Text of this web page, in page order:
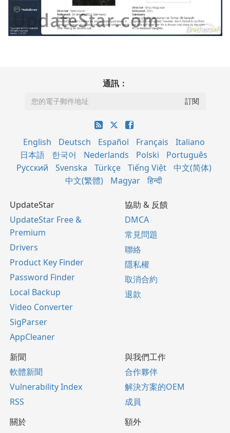
通訊：
English Deutsch Español Français
Italiano
日本語
한국어 Nederlands Polski
Português
Русский
Svenska Türkçe Tiếng Việt
中文(简体)
中文(繁體)
Magyar हिन्दी
UpdateStar
UpdateStar Free &
Premium
Drivers
Product Key Finder
Password Finder
Local Backup
Video Converter
SigParser
AppCleaner
協助 & 反饋
DMCA
常見問題
聯絡
隱私權
取消合約
退款
新聞
軟體新聞
Vulnerability Index
RSS
與我們工作
合作夥伴
解決方案的OEM
成員
關於
額外